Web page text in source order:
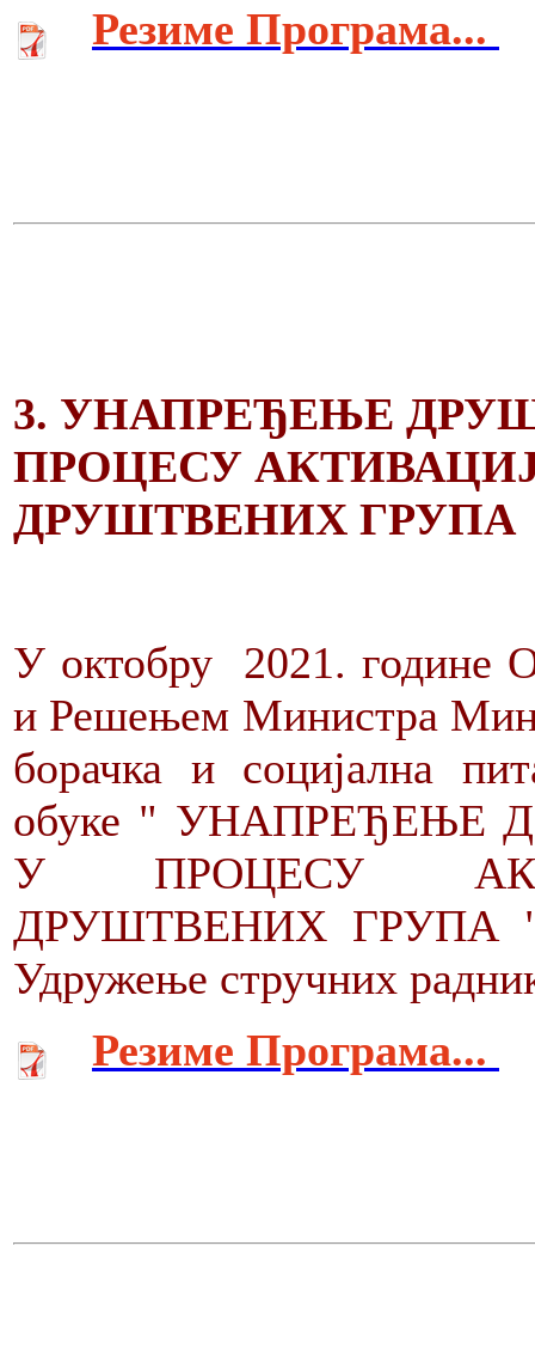
Резиме Програма...
3. УНАПРЕЂЕЊЕ
ПРОЦЕСУ
ДРУШТВЕНИХ ГРУПА
У октобру 2021. године
и Решењем Министра
борачка и социјална
обуке " УНАПРЕЂЕЊЕ
У ПРОЦЕСУ
ДРУШТВЕНИХ ГРУПА ".
Удружење стручних
Резиме Програма...